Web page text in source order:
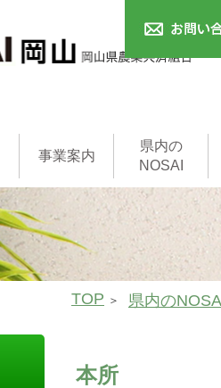
事業案内
農作物共済
家畜共済
果樹共済
畑作物共済
園芸施設共済
建物共済
農機具共済
収入保険制度
NOSAI用語集
県内の
NOSAI
本支所
家畜診療所
TOP 県内の
本所